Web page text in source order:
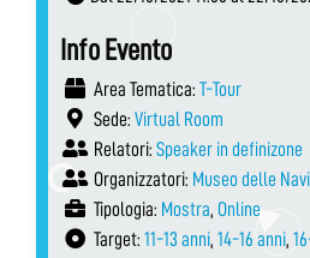
Info Evento
Area Tematica: T-Tour
Sede: Virtual Room
Relatori: Speaker in definizone
Organizzatori: Museo delle
Tipologia: Mostra, Online
Target: 11-13 anni, 14-16 anni,